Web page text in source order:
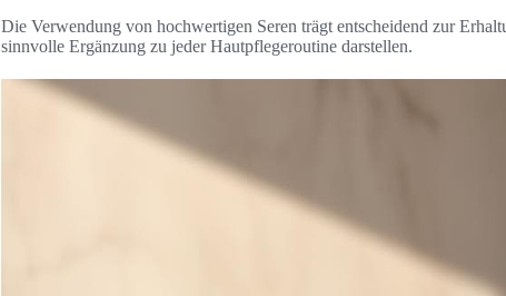
Die Verwendung von hochwertigen Seren trägt entscheidend zur
sinnvolle Ergänzung zu jeder Hautpflegeroutine darstellen.